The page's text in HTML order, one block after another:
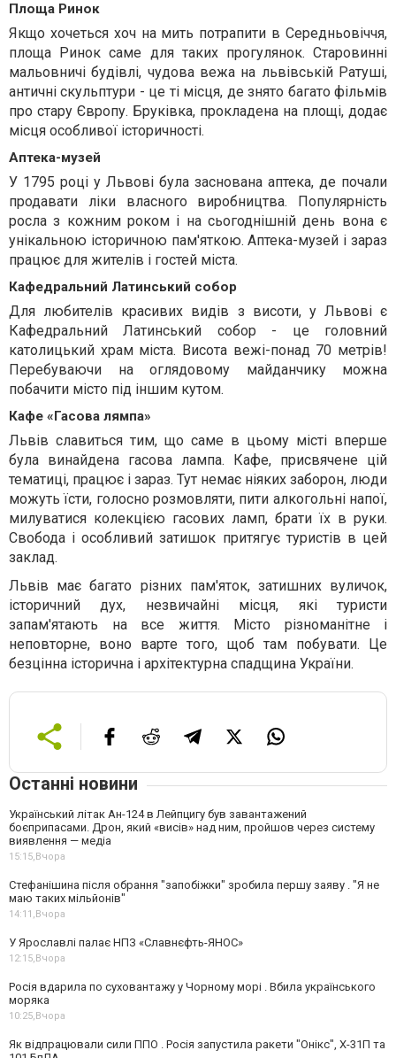
Площа Ринок
Якщо хочеться хоч на мить потрапити в Середньовіччя,
площа Ринок саме для таких прогулянок. Старовинні
мальовничі будівлі, чудова вежа на львівській Ратуші,
античні скульптури - це ті місця, де знято багато фільмів
про стару Європу. Бруківка, прокладена на площі, додає
місця особливої ​​історичності.
Аптека-музей
У 1795 році у Львові була заснована аптека, де почали
продавати ліки власного виробництва. Популярність
росла з кожним роком і на сьогоднішній день вона є
унікальною історичною пам'яткою. Аптека-музей і зараз
працює для жителів і гостей міста.
Кафедральний Латинський собор
Для любителів красивих видів з висоти, у Львові є
Кафедральний Латинський собор - це головний
католицький храм міста. Висота вежі-понад 70 метрів!
Перебуваючи на оглядовому майданчику можна
побачити місто під іншим кутом.
Кафе «Гасова лямпа»
Львів славиться тим, що саме в цьому місті вперше
була винайдена гасова лампа. Кафе, присвячене цій
тематиці, працює і зараз. Тут немає ніяких заборон, люди
можуть їсти, голосно розмовляти, пити алкогольні напої,
милуватися колекцією гасових ламп, брати їх в руки.
Свобода і особливий затишок притягує туристів в цей
заклад.
Львів має багато різних пам'яток, затишних вуличок,
історичний дух, незвичайні місця, які туристи
запам'ятають на все життя. Місто різноманітне і
неповторне, воно варте того, щоб там побувати. Це
безцінна історична і архітектурна спадщина України.
Останні новини
Український літак Ан-124 в Лейпцигу був завантажений
боєприпасами. Дрон, який «висів» над ним, пройшов через систему
виявлення — медіа
15:15, Вчора
Стефанішина після обрання "запобіжки" зробила першу заяву . "Я не
маю таких мільйонів"
14:11, Вчора
У Ярославлі палає НПЗ «Славнєфть-ЯНОС»
12:15, Вчора
Росія вдарила по суховантажу у Чорному морі . Вбила українського
моряка
10:25, Вчора
Як відпрацювали сили ППО . Росія запустила ракети "Онікс", Х-31П та